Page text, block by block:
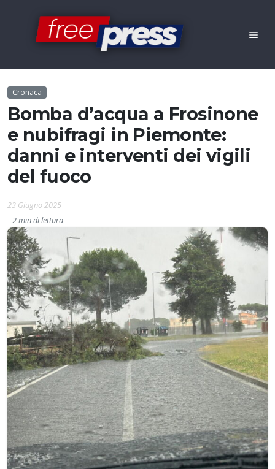
Cronaca
Bomba d’acqua a Frosinone
e nubifragi in Piemonte:
danni e interventi dei vigili
del fuoco
23 Giugno 2025
2 min di lettura